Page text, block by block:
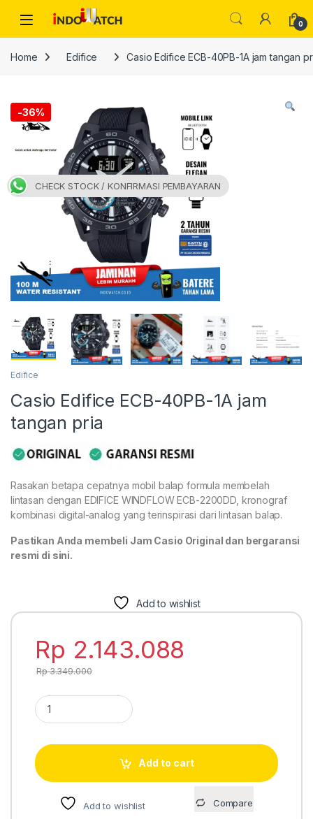
Open 0
Home Edifice Casio Edifice ECB-40PB-1A jam tangan
-36%
Edifice
Casio Edifice ECB-40PB-1A jam
tangan pria
Rasakan betapa cepatnya mobil balap formula membelah
lintasan dengan EDIFICE WINDFLOW ECB-2200DD, kronograf
kombinasi digital-analog yang terinspirasi dari lintasan balap.
Pastikan Anda membeli Jam Casio Original dan bergaransi
resmi di sini.
Add to wishlist
Rp 2.143.088
Rp3.349.000
Casio Edifice ECB-40PB-1A jam tangan pria quantity
Add to cart
Add to wishlist Compare
CHECK STOCK / KONFIRMASI PEMBAYARAN